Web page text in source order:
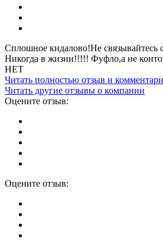
Сплошное кидалово!Не связывайтесь
Никогда в жизни!!!!! Фуфло,а не
НЕТ
Читать полностью отзыв и
Читать другие отзывы о компании
Оцените отзыв:
Оцените отзыв: